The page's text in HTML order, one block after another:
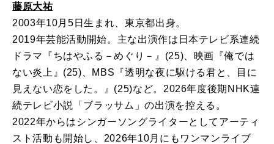
藤原大祐
2003年10月5日生まれ、東京都出身。
2019年芸能活動開始。主な出演作は日本テレビ系連続
ドラマ『ちはやふる－めぐり－』(25)、映画『俺では
ない炎上』(25)、MBS『透明な夜に駆ける君と、目に
見えない恋をした。』(25)など。2026年度後期NHK連
続テレビ小説「ブラッサム」の出演を控える。
2022年からはシンガーソングライターとしてアーティ
スト活動も開始し、2026年10月にもワンマンライブ